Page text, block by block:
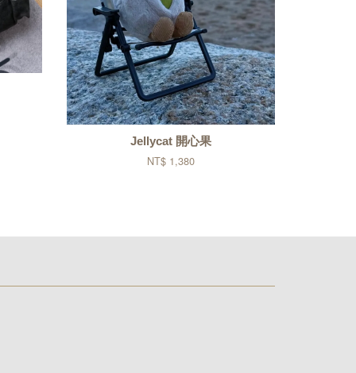
Jellycat 開心果
NT$ 1,380